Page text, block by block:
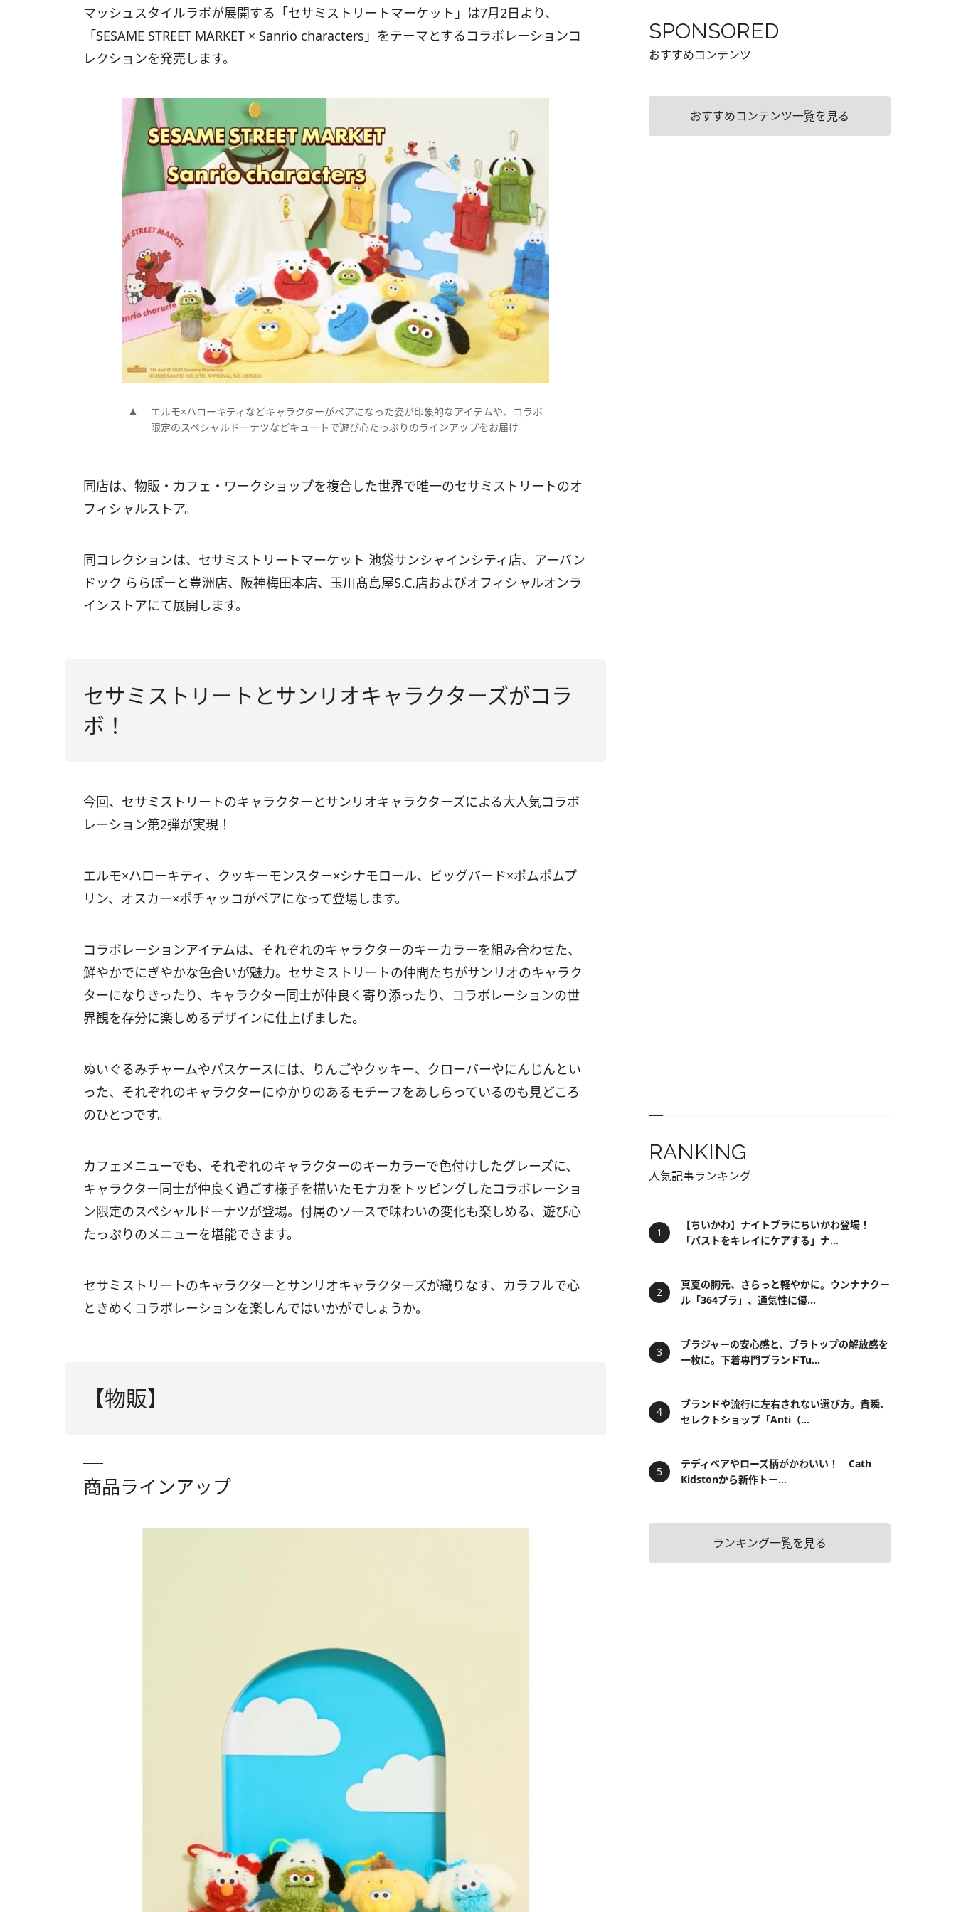
マッシュスタイルラボが展開する「セサミストリートマーケット」は7月2日より、
「SESAME STREET MARKET × Sanrio characters」をテーマとするコラボレーションコ
レクションを発売します。
エルモ×ハローキティなどキャラクターがペアになった姿が印象的なアイテムや、コラボ
限定のスペシャルドーナツなどキュートで遊び心たっぷりのラインアップをお届け
同店は、物販・カフェ・ワークショップを複合した世界で唯一のセサミストリートのオ
フィシャルストア。
同コレクションは、セサミストリートマーケット 池袋サンシャインシティ店、アーバン
ドック ららぽーと豊洲店、阪神梅田本店、玉川髙島屋S.C.店およびオフィシャルオンラ
インストアにて展開します。
セサミストリートとサンリオキャラクターズがコラ
ボ！
今回、セサミストリートのキャラクターとサンリオキャラクターズによる大人気コラボ
レーション第2弾が実現！
エルモ×ハローキティ、クッキーモンスター×シナモロール、ビッグバード×ポムポムプ
リン、オスカー×ポチャッコがペアになって登場します。
コラボレーションアイテムは、それぞれのキャラクターのキーカラーを組み合わせた、
鮮やかでにぎやかな色合いが魅力。セサミストリートの仲間たちがサンリオのキャラク
ターになりきったり、キャラクター同士が仲良く寄り添ったり、コラボレーションの世
界観を存分に楽しめるデザインに仕上げました。
ぬいぐるみチャームやパスケースには、りんごやクッキー、クローバーやにんじんとい
った、それぞれのキャラクターにゆかりのあるモチーフをあしらっているのも見どころ
のひとつです。
カフェメニューでも、それぞれのキャラクターのキーカラーで色付けしたグレーズに、
キャラクター同士が仲良く過ごす様子を描いたモナカをトッピングしたコラボレーショ
ン限定のスペシャルドーナツが登場。付属のソースで味わいの変化も楽しめる、遊び心
たっぷりのメニューを堪能できます。
セサミストリートのキャラクターとサンリオキャラクターズが織りなす、カラフルで心
ときめくコラボレーションを楽しんではいかがでしょうか。
【物販】
商品ラインアップ
SPONSORED
おすすめコンテンツ
おすすめコンテンツ一覧を見る
RANKING
人気記事ランキング
【ちいかわ】ナイトブラにちいかわ登場！
「バストをキレイにケアする」ナ...
真夏の胸元、さらっと軽やかに。ウンナナクー
ル「364ブラ」、通気性に優...
ブラジャーの安心感と、ブラトップの解放感を
一枚に。下着専門ブランドTu...
ブランドや流行に左右されない選び方。貴瞬、
セレクトショップ「Anti（...
テディベアやローズ柄がかわいい！ Cath
Kidstonから新作トー...
ランキング一覧を見る